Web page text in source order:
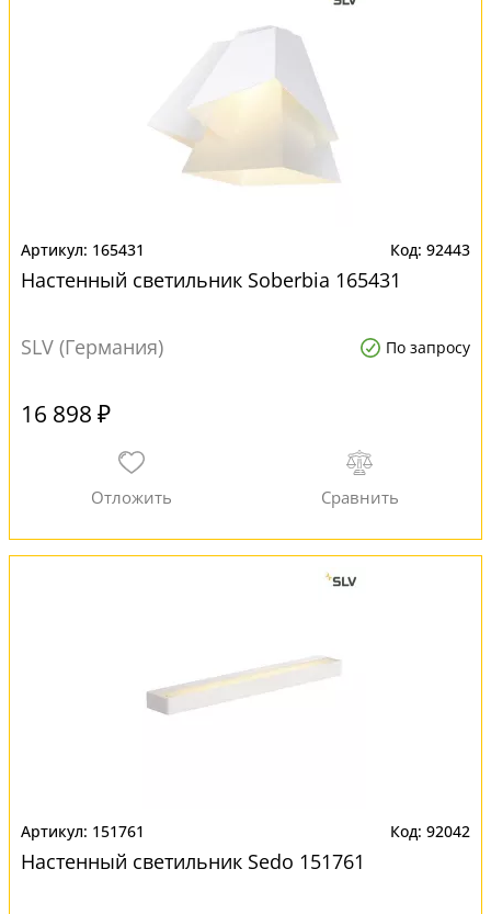
165431 92443
Настенный светильник Soberbia 165431
SLV (Германия) По запросу
16 898 ₽
151761 92042
Настенный светильник Sedo 151761